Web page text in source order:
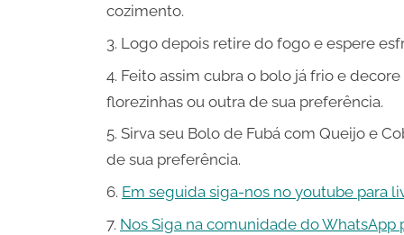
cozimento.
Logo depois retire do fogo e espere
Feito assim cubra o bolo já frio e
florezinhas ou outra de sua preferência.
Sirva seu Bolo de Fubá com Queijo e
de sua preferência.
Em seguida siga-nos no youtube para
Nos Siga na comunidade do WhatsApp